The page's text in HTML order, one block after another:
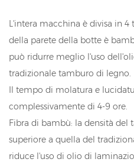
L'intera macchina è divisa in
della parete della botte è
può ridurre meglio l'uso
tradizionale tamburo di legno.
Il tempo di molatura e
complessivamente di 4-9 ore.
Fibra di bambù: la densità
superiore a quella del
riduce l'uso di olio di